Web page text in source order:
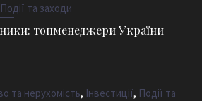
Події та заходи
топменеджери України
та нерухомість, Інвестиції, Події та